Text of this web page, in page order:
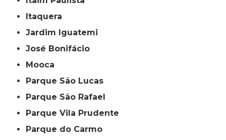
Itaquera
Jardim Iguatemi
José Bonifácio
Mooca
Parque São Lucas
Parque São Rafael
Parque Vila Prudente
Parque do Carmo